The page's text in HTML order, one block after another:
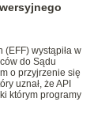
(EFF) wystąpiła w
do Sądu
o przyjrzenie się
uznał, że API
którym programy